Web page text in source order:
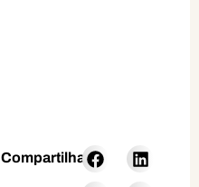
Compartilhar: